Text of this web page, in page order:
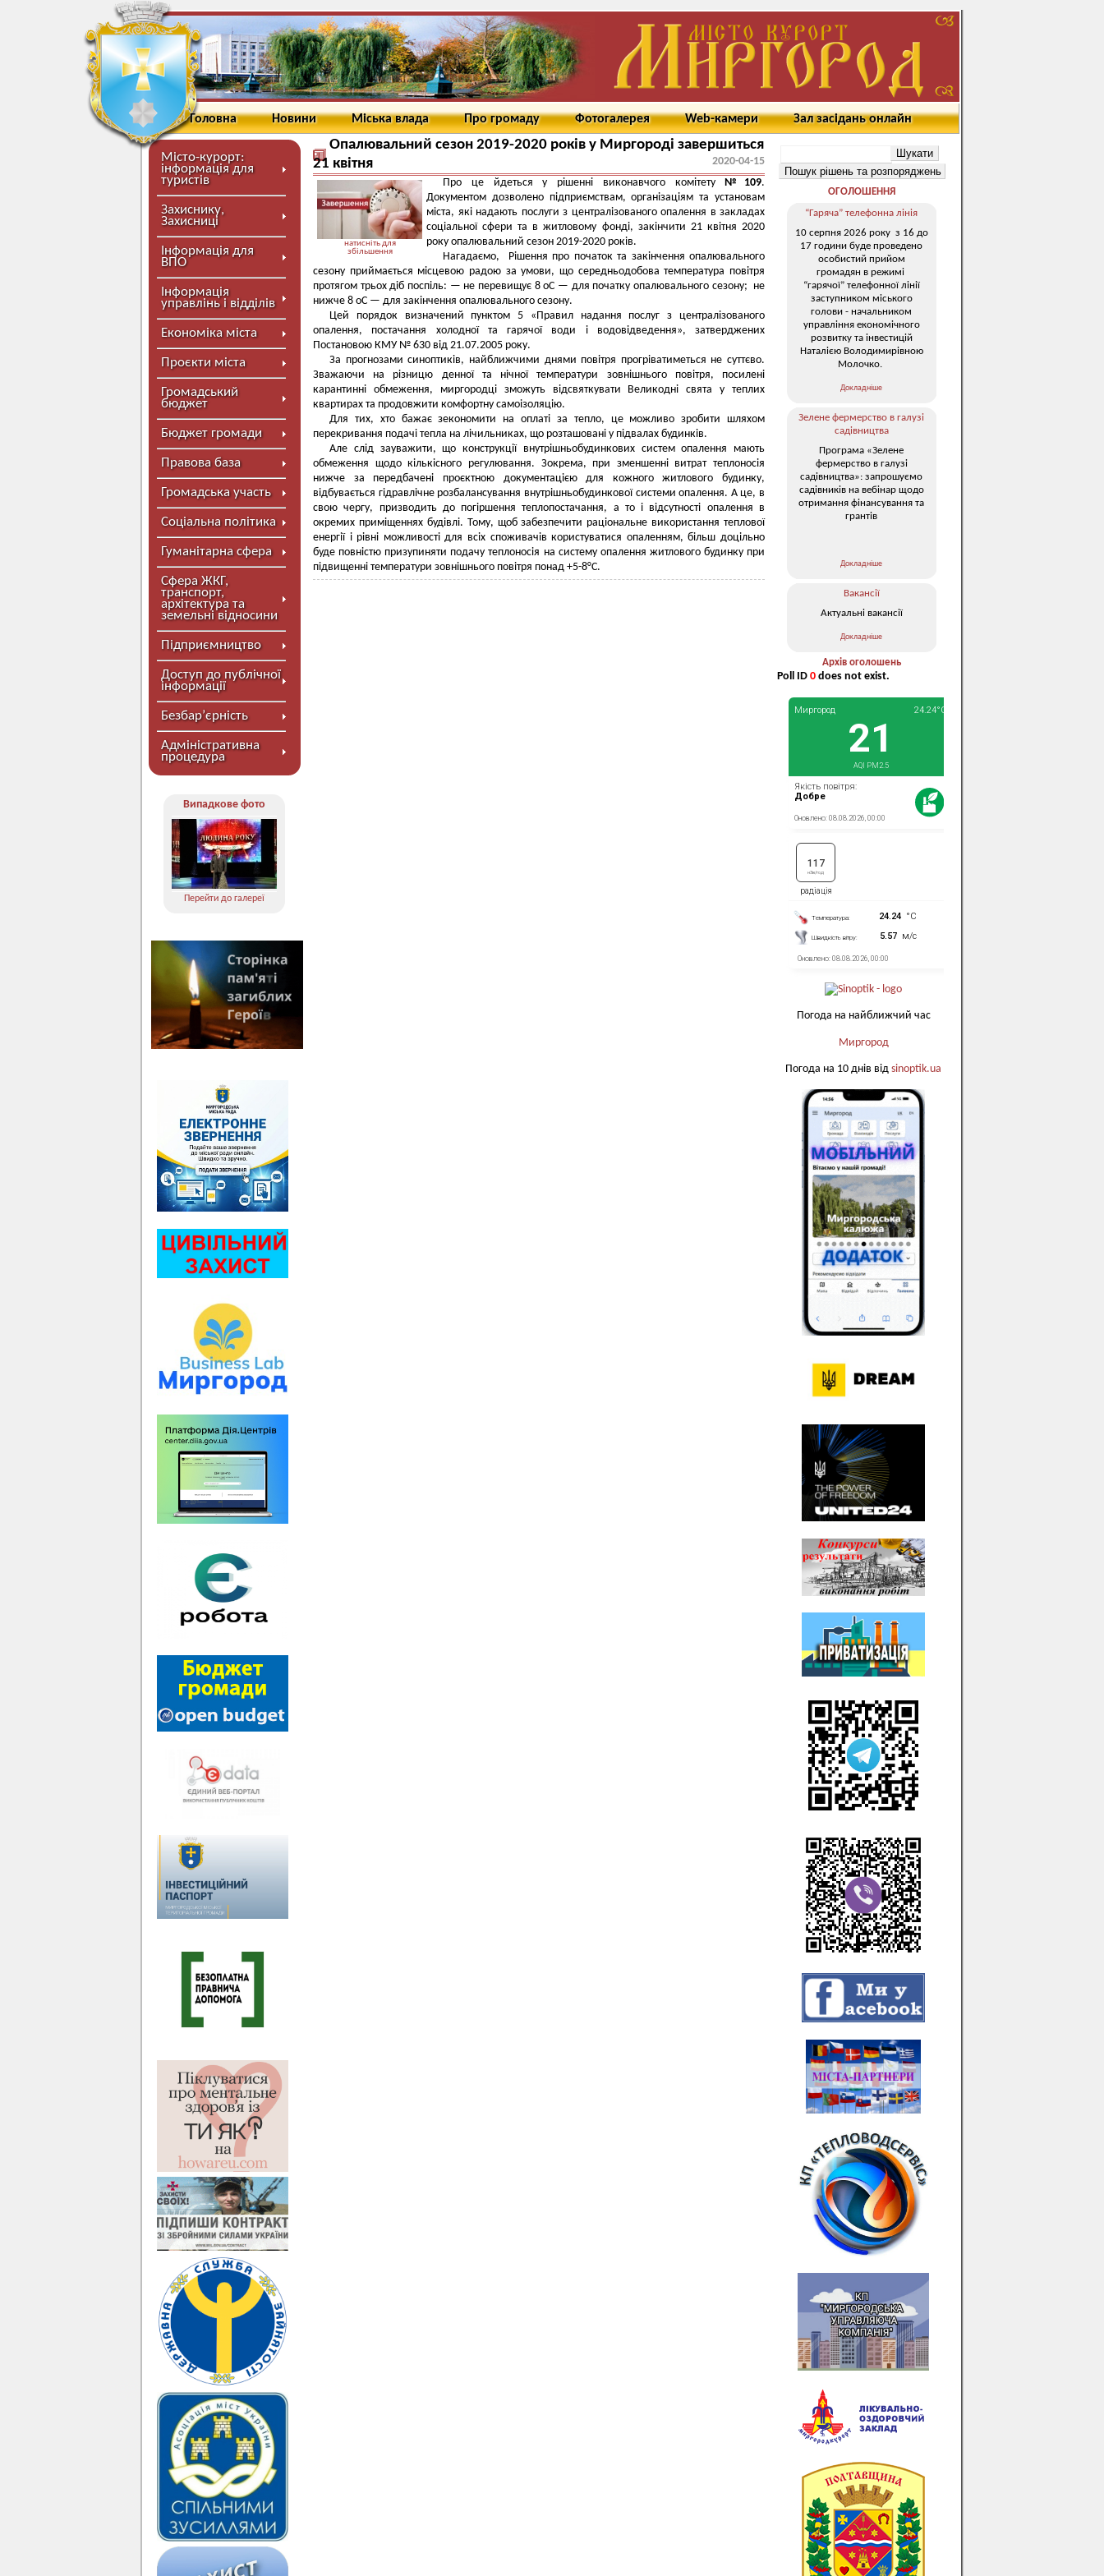
Головна Новини Міська влада Про громаду Фотогалерея Web-камери Зал засідань онлайн
Місто-курорт:
інформація для
туристів
Захиснику,
Захисниці
Інформація для
ВПО
Інформація
управлінь і відділів
Економіка міста
Проєкти міста
Громадський
бюджет
Бюджет громади
Правова база
Громадська участь
Соціальна політика
Гуманітарна сфера
Сфера ЖКГ,
транспорт,
архітектура та
земельні відносини
Підприємництво
Доступ до публічної
інформації
Безбар’єрність
Адміністративна
процедура
Випадкове фото
Перейти до галереї
Опалювальний сезон 2019-2020 років у Миргороді завершиться
21 квітня
2020-04-15
натисніть для
збільшення
Про це йдеться у рішенні виконавчого комітету№109.
Документом дозволено підприємствам, організаціям та установам
міста, які надають послуги з централізованого опалення в закладах
соціальної сфери та в житловому фонді, закінчити 21 квітня 2020
року опалювальний сезон 2019-2020 років.
Нагадаємо, Рішення про початок та закінчення опалювального
сезону приймається місцевою радою за умови, що середньодобова температура повітря
протягом трьох діб поспіль: — не перевищує 8 оС — для початку опалювального сезону; не
нижче 8 оС — для закінчення опалювального сезону.
Цей порядок визначений пунктом 5 «Правил надання послуг з централізованого
опалення, постачання холодної та гарячої води і водовідведення», затверджених
Постановою КМУ № 630 від 21.07.2005 року.
За прогнозами синоптиків, найближчими днями повітря прогріватиметься не суттєво.
Зважаючи на різницю денної та нічної температури зовнішнього повітря, посилені
карантинні обмеження, миргородці зможуть відсвяткувати Великодні свята у теплих
квартирах та продовжити комфортну самоізоляцію.
Для тих, хто бажає зекономити на оплаті за тепло, це можливо зробити шляхом
перекривання подачі тепла на лічильниках, що розташовані у підвалах будинків.
Але слід зауважити, що конструкції внутрішньобудинкових систем опалення мають
обмеження щодо кількісного регулювання. Зокрема, при зменшенні витрат теплоносія
нижче за передбачені проєктною документацією для кожного житлового будинку,
відбувається гідравлічне розбалансування внутрішньобудинкової системи опалення. А це, в
свою чергу, призводить до погіршення теплопостачання, а то і відсутності опалення в
окремих приміщеннях будівлі. Тому, щоб забезпечити раціональне використання теплової
енергії і рівні можливості для всіх споживачів користуватися опаленням, більш доцільно
буде повністю призупиняти подачу теплоносія на систему опалення житлового будинку при
підвищенні температури зовнішнього повітря понад +5-8°С.
ОГОЛОШЕННЯ
“Гаряча” телефонна лінія
10 серпня 2026 року з 16 до
17 години буде проведено
особистий прийом
громадян в режимі
“гарячої” телефонної лінії
заступником міського
голови - начальником
управління економічного
розвитку та інвестицій
Наталією Володимирівною
Молочко.
Докладніше
Зелене фермерство в галузі
садівництва
Програма «Зелене
фермерство в галузі
садівництва»: запрошуємо
садівників на вебінар щодо
отримання фінансування та
грантів
Докладніше
Вакансії
Актуальні вакансії
Докладніше
Архів оголошень
Poll ID 0 does not exist.
Погода на найближчий час
Миргород
Погода на 10 днів від sinoptik.ua